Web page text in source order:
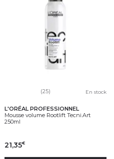
(25) En stock
L'ORÉAL PROFESSIONNEL
Mousse volume Rootlift Tecni.Art
250ml
21,35€